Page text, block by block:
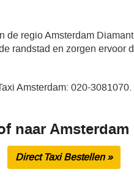
de regio Amsterdam
randstad en zorgen ervoor
Amsterdam: 020-
naar
Direct Taxi Bestellen »